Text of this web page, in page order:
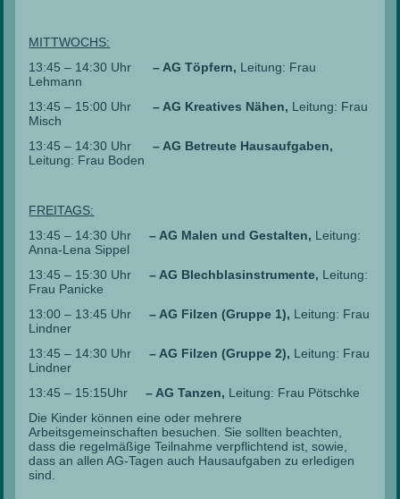
MITTWOCHS:
13:45 – 14:30 Uhr– AG Töpfern, Leitung: Frau
Lehmann
13:45 – 15:00 Uhr– AG Kreatives Nähen, Leitung: Frau
Misch
13:45 – 14:30 Uhr– AG Betreute Hausaufgaben,
Leitung: Frau Boden
FREITAGS:
13:45 – 14:30 Uhr– AG Malen und Gestalten, Leitung:
Anna-Lena Sippel
13:45 – 15:30 Uhr– AG Blechblasinstrumente, Leitung:
Frau Panicke
13:00 – 13:45 Uhr– AG Filzen (Gruppe 1), Leitung: Frau
Lindner
13:45 – 14:30 Uhr– AG Filzen (Gruppe 2), Leitung: Frau
Lindner
13:45 – 15:15Uhr– AG Tanzen, Leitung: Frau Pötschke
Die Kinder können eine oder mehrere
Arbeitsgemeinschaften besuchen. Sie sollten beachten,
dass die regelmäßige Teilnahme verpflichtend ist, sowie,
dass an allen AG-Tagen auch Hausaufgaben zu erledigen
sind.